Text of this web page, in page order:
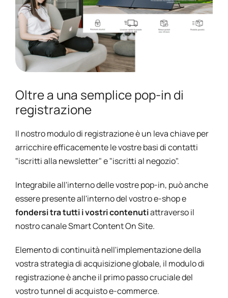
Oltre a una semplice pop-in di
registrazione
Il nostro modulo di registrazione è un leva chiave per
arricchire efficacemente le vostre basi di contatti
"iscritti alla newsletter" e "iscritti al negozio".
Integrabile all'interno delle vostre pop-in, può anche
essere presente all'interno del vostro e-shop e
fondersi tra tutti i vostri contenutiattraverso il
nostro canale Smart Content On Site.
Elemento di continuità nell'implementazione della
vostra strategia di acquisizione globale, il modulo di
registrazione è anche il primo passo cruciale del
vostro tunnel di acquisto e-commerce.